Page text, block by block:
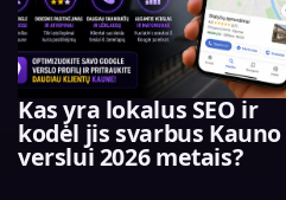
Kas yra lokalus SEO ir
kodėl jis svarbus Kauno
verslui 2026 metais?